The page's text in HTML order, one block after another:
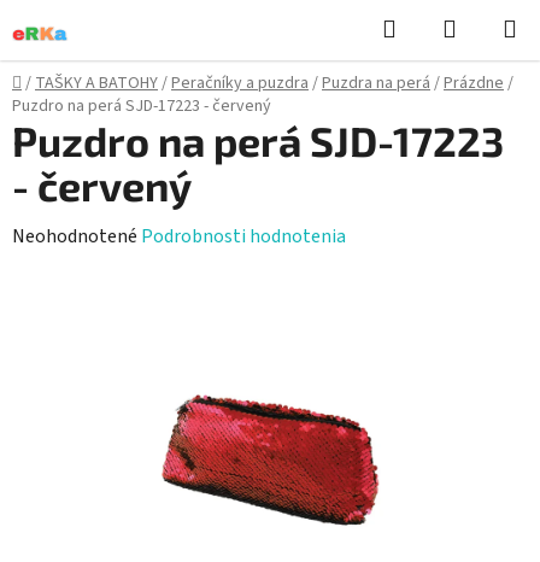
na
obsah
Hľadať
KOŠÍK
Domov
/TAŠKY A BATOHY/Peračníky a puzdra/Puzdra na perá/Prázdne/
Puzdro na perá SJD-17223 - červený
Puzdro na perá SJD-17223
- červený
Priemerné
Neohodnotené Podrobnosti hodnotenia